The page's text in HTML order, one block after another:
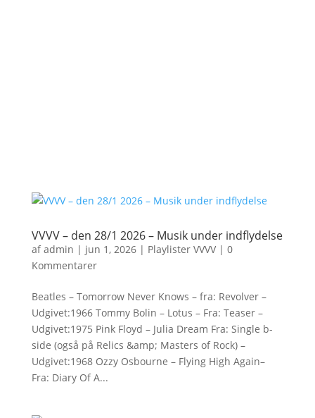
VVVV – den 28/1 2026 – Musik under indflydelse
afadmin | jun 1, 2026| Playlister VVVV| 0
Kommentarer
Beatles – Tomorrow Never Knows – fra: Revolver –
Udgivet:1966 Tommy Bolin – Lotus – Fra: Teaser –
Udgivet:1975 Pink Floyd – Julia Dream Fra: Single b-
side (også på Relics &amp; Masters of Rock) –
Udgivet:1968 Ozzy Osbourne – Flying High Again–
Fra: Diary Of A...